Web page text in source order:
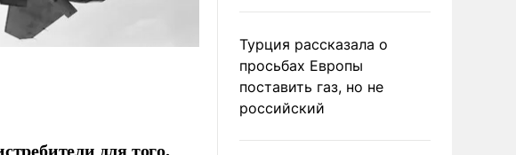
Турция рассказала о
просьбах Европы
поставить газ, но не
российский